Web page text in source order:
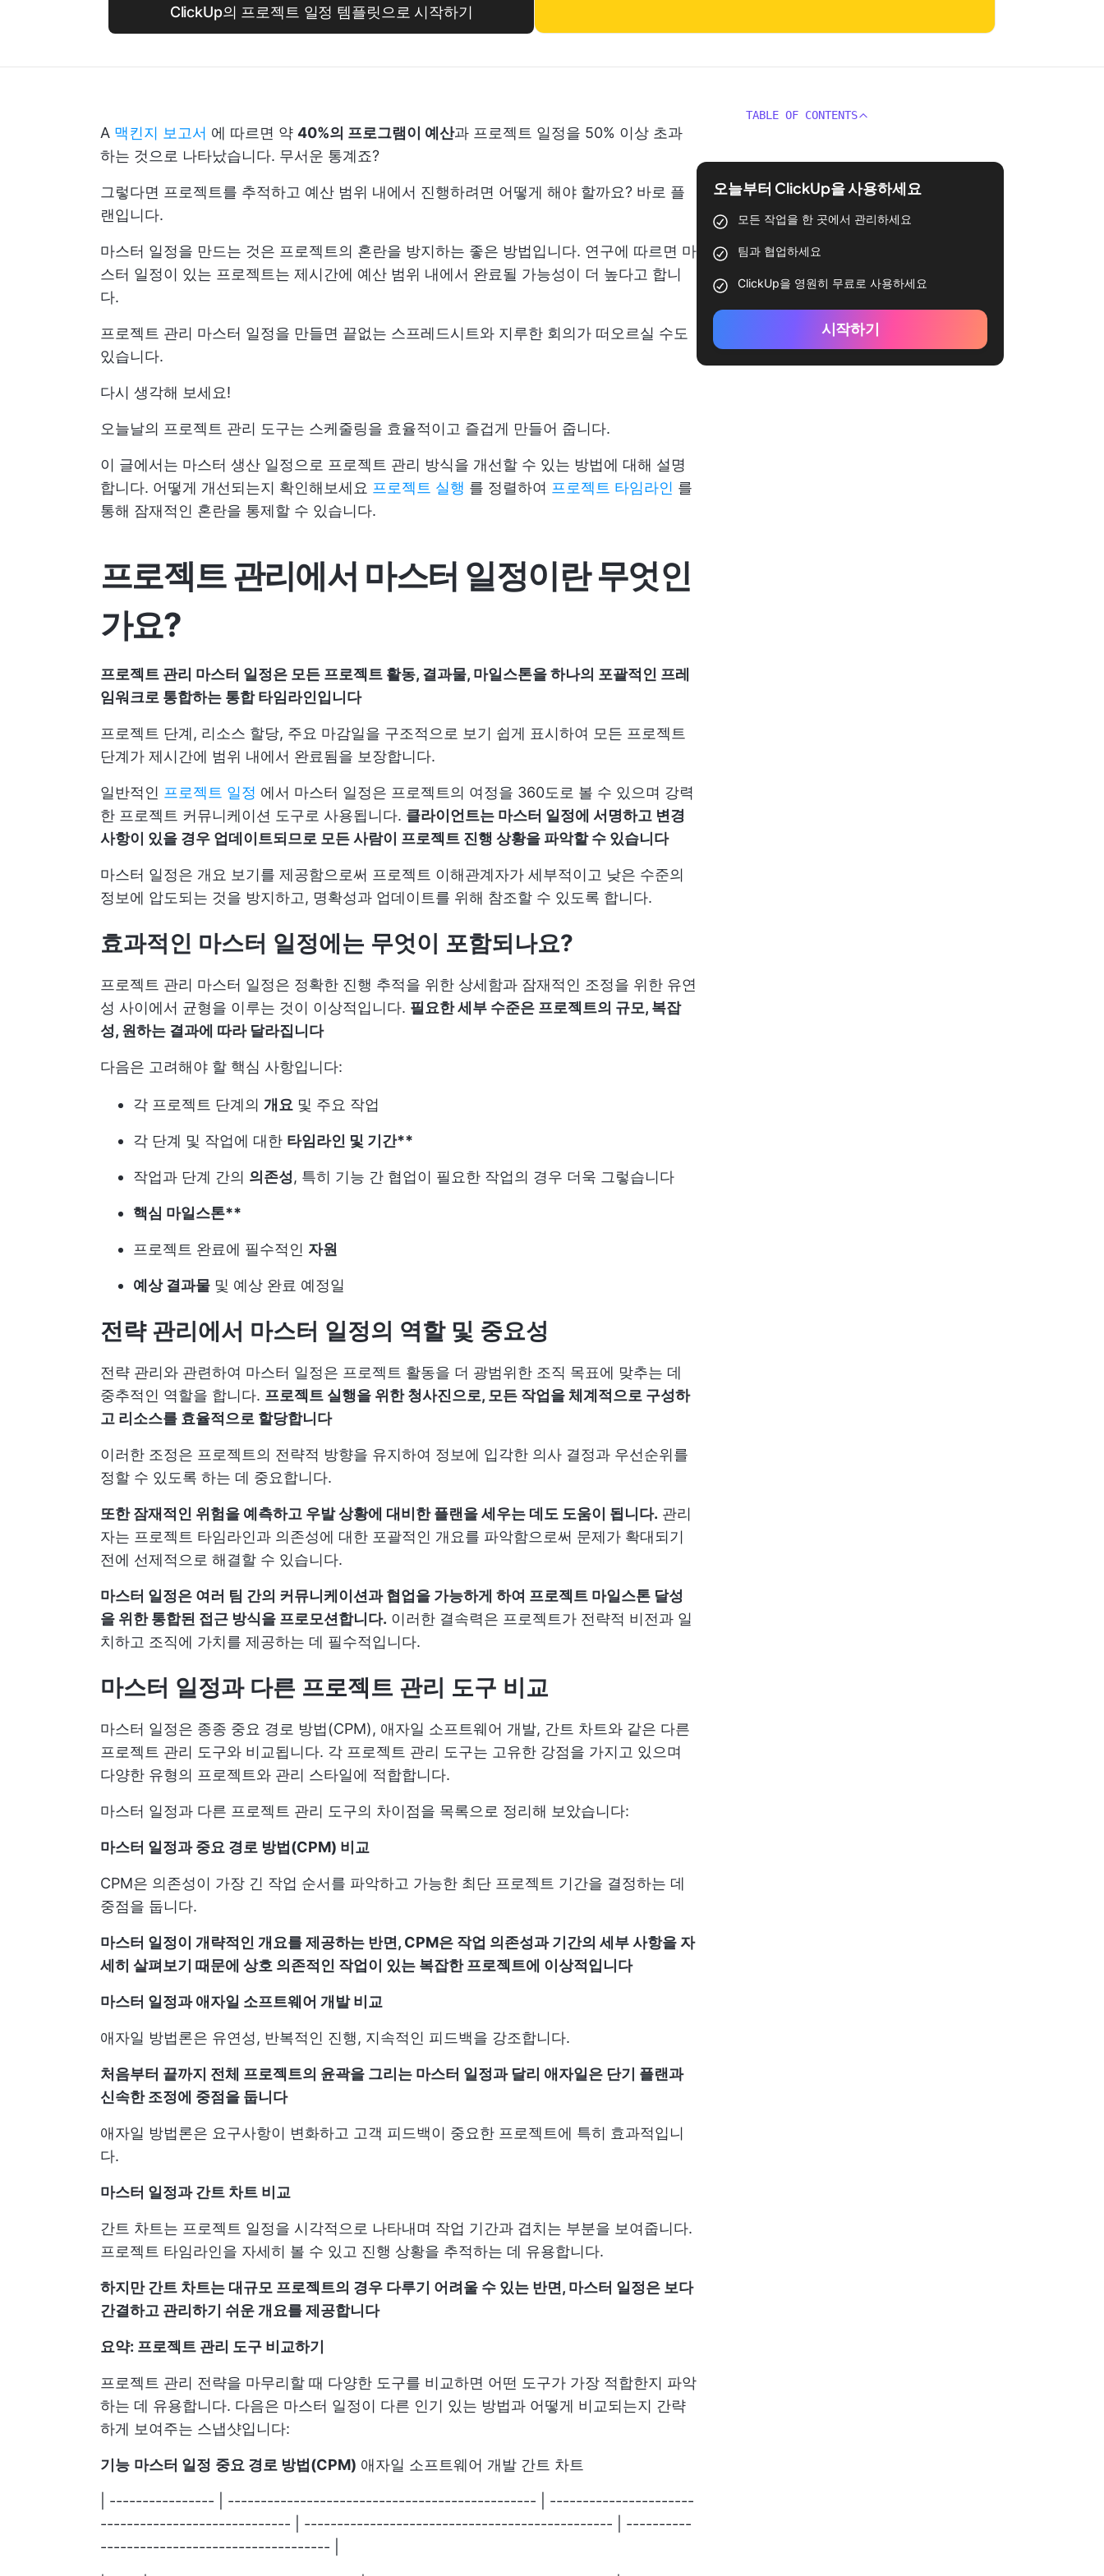
ClickUp의 프로젝트 일정 템플릿으로 시작하기
A 맥킨지 보고서 에 따르면 약 40%의 프로그램이 예산과 프로젝트 일정을 50% 이상 초과
하는 것으로 나타났습니다. 무서운 통계죠?
그렇다면 프로젝트를 추적하고 예산 범위 내에서 진행하려면 어떻게 해야 할까요? 바로 플
랜입니다.
마스터 일정을 만드는 것은 프로젝트의 혼란을 방지하는 좋은 방법입니다. 연구에 따르면 마
스터 일정이 있는 프로젝트는 제시간에 예산 범위 내에서 완료될 가능성이 더 높다고 합니
다.
프로젝트 관리 마스터 일정을 만들면 끝없는 스프레드시트와 지루한 회의가 떠오르실 수도
있습니다.
다시 생각해 보세요!
오늘날의 프로젝트 관리 도구는 스케줄링을 효율적이고 즐겁게 만들어 줍니다.
이 글에서는 마스터 생산 일정으로 프로젝트 관리 방식을 개선할 수 있는 방법에 대해 설명
합니다. 어떻게 개선되는지 확인해보세요 프로젝트 실행 를 정렬하여 프로젝트 타임라인 를
통해 잠재적인 혼란을 통제할 수 있습니다.
프로젝트 관리에서 마스터 일정이란 무엇인
가요?
프로젝트 관리 마스터 일정은 모든 프로젝트 활동, 결과물, 마일스톤을 하나의 포괄적인 프레
임워크로 통합하는 통합 타임라인입니다
프로젝트 단계, 리소스 할당, 주요 마감일을 구조적으로 보기 쉽게 표시하여 모든 프로젝트
단계가 제시간에 범위 내에서 완료됨을 보장합니다.
일반적인 프로젝트 일정 에서 마스터 일정은 프로젝트의 여정을 360도로 볼 수 있으며 강력
한 프로젝트 커뮤니케이션 도구로 사용됩니다. 클라이언트는 마스터 일정에 서명하고 변경
사항이 있을 경우 업데이트되므로 모든 사람이 프로젝트 진행 상황을 파악할 수 있습니다
마스터 일정은 개요 보기를 제공함으로써 프로젝트 이해관계자가 세부적이고 낮은 수준의
정보에 압도되는 것을 방지하고, 명확성과 업데이트를 위해 참조할 수 있도록 합니다.
효과적인 마스터 일정에는 무엇이 포함되나요?
프로젝트 관리 마스터 일정은 정확한 진행 추적을 위한 상세함과 잠재적인 조정을 위한 유연
성 사이에서 균형을 이루는 것이 이상적입니다. 필요한 세부 수준은 프로젝트의 규모, 복잡
성, 원하는 결과에 따라 달라집니다
다음은 고려해야 할 핵심 사항입니다:
각 프로젝트 단계의 개요 및 주요 작업
각 단계 및 작업에 대한 타임라인 및 기간**
작업과 단계 간의 의존성, 특히 기능 간 협업이 필요한 작업의 경우 더욱 그렇습니다
핵심 마일스톤**
프로젝트 완료에 필수적인 자원
예상 결과물 및 예상 완료 예정일
전략 관리에서 마스터 일정의 역할 및 중요성
전략 관리와 관련하여 마스터 일정은 프로젝트 활동을 더 광범위한 조직 목표에 맞추는 데
중추적인 역할을 합니다. 프로젝트 실행을 위한 청사진으로, 모든 작업을 체계적으로 구성하
고 리소스를 효율적으로 할당합니다
이러한 조정은 프로젝트의 전략적 방향을 유지하여 정보에 입각한 의사 결정과 우선순위를
정할 수 있도록 하는 데 중요합니다.
또한 잠재적인 위험을 예측하고 우발 상황에 대비한 플랜을 세우는 데도 도움이 됩니다. 관리
자는 프로젝트 타임라인과 의존성에 대한 포괄적인 개요를 파악함으로써 문제가 확대되기
전에 선제적으로 해결할 수 있습니다.
마스터 일정은 여러 팀 간의 커뮤니케이션과 협업을 가능하게 하여 프로젝트 마일스톤 달성
을 위한 통합된 접근 방식을 프로모션합니다. 이러한 결속력은 프로젝트가 전략적 비전과 일
치하고 조직에 가치를 제공하는 데 필수적입니다.
마스터 일정과 다른 프로젝트 관리 도구 비교
마스터 일정은 종종 중요 경로 방법(CPM), 애자일 소프트웨어 개발, 간트 차트와 같은 다른
프로젝트 관리 도구와 비교됩니다. 각 프로젝트 관리 도구는 고유한 강점을 가지고 있으며
다양한 유형의 프로젝트와 관리 스타일에 적합합니다.
마스터 일정과 다른 프로젝트 관리 도구의 차이점을 목록으로 정리해 보았습니다:
마스터 일정과 중요 경로 방법(CPM) 비교
CPM은 의존성이 가장 긴 작업 순서를 파악하고 가능한 최단 프로젝트 기간을 결정하는 데
중점을 둡니다.
마스터 일정이 개략적인 개요를 제공하는 반면, CPM은 작업 의존성과 기간의 세부 사항을 자
세히 살펴보기 때문에 상호 의존적인 작업이 있는 복잡한 프로젝트에 이상적입니다
마스터 일정과 애자일 소프트웨어 개발 비교
애자일 방법론은 유연성, 반복적인 진행, 지속적인 피드백을 강조합니다.
처음부터 끝까지 전체 프로젝트의 윤곽을 그리는 마스터 일정과 달리 애자일은 단기 플랜과
신속한 조정에 중점을 둡니다
애자일 방법론은 요구사항이 변화하고 고객 피드백이 중요한 프로젝트에 특히 효과적입니
다.
마스터 일정과 간트 차트 비교
간트 차트는 프로젝트 일정을 시각적으로 나타내며 작업 기간과 겹치는 부분을 보여줍니다.
프로젝트 타임라인을 자세히 볼 수 있고 진행 상황을 추적하는 데 유용합니다.
하지만 간트 차트는 대규모 프로젝트의 경우 다루기 어려울 수 있는 반면, 마스터 일정은 보다
간결하고 관리하기 쉬운 개요를 제공합니다
요약: 프로젝트 관리 도구 비교하기
프로젝트 관리 전략을 마무리할 때 다양한 도구를 비교하면 어떤 도구가 가장 적합한지 파악
하는 데 유용합니다. 다음은 마스터 일정이 다른 인기 있는 방법과 어떻게 비교되는지 간략
하게 보여주는 스냅샷입니다:
기능 마스터 일정 중요 경로 방법(CPM) 애자일 소프트웨어 개발 간트 차트
| ---------------- | ----------------------------------------------- | ----------------------
----------------------------- | ----------------------------------------------- | ----------
----------------------------------- |
TABLE OF CONTENTS
오늘부터 ClickUp을 사용하세요
모든 작업을 한 곳에서 관리하세요
팀과 협업하세요
ClickUp을 영원히 무료로 사용하세요
시작하기